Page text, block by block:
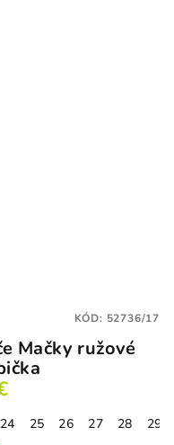
Mačky ružové
24 25 26 27 28
29
KÓD: 52736/17